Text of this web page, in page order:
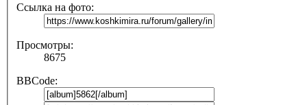
Ссылка на фото:
Просмотры:
8675
BBCode: